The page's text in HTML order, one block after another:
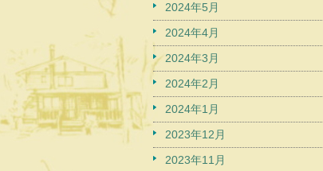
2024年5月
2024年4月
2024年3月
2024年2月
2024年1月
2023年12月
2023年11月